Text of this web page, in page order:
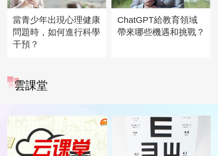
當青少年出現心理健康
問題時，如何進行科學
干預？
ChatGPT給教育領域
帶來哪些機遇和挑戰？
雲課堂